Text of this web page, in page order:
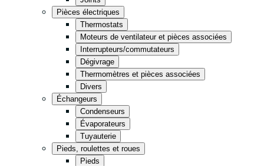
Épicerie
Vente de détail
Tout en noir
Cuisine
Entreposage
Fast Food
Pièces électriques
Thermostats
Moteurs de ventilateur et pièces associées
Interrupteurs/commutateurs
Dégivrage
Thermomètres et pièces associées
Divers
Échangeurs
Condenseurs
Évaporateurs
Tuyauterie
Pieds, roulettes et roues
Pieds